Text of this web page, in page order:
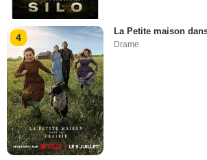
4
La Petite maison
Drame